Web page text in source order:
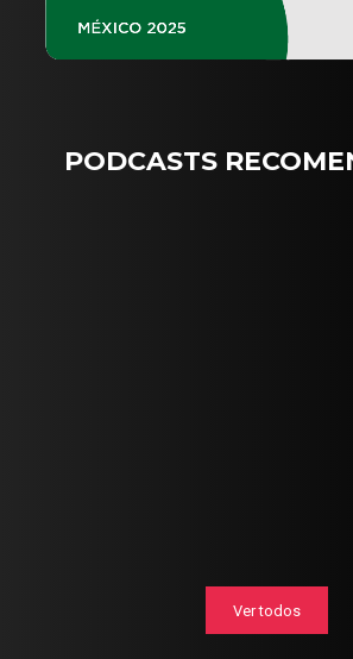
PODCASTS
Ver todos